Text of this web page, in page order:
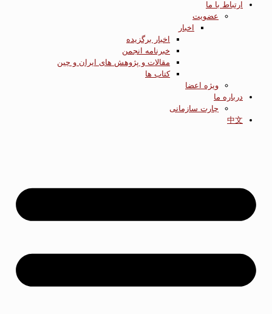
ارتباط با ما
عضویت
اخبار
اخبار برگزیده
خبرنامه انجمن
مقالات و پژوهش های ایران و چین
کتاب ها
ویژه اعضا
درباره ما
چارت سازمانی
中文